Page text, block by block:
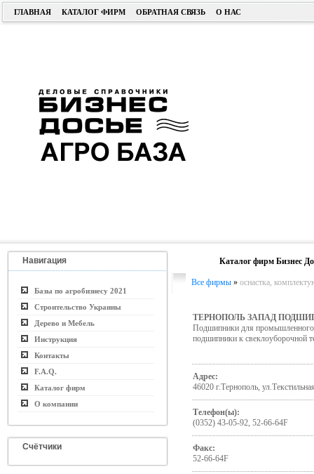
ГЛАВНАЯ КАТАЛОГ ФИРМ ОБРАТНАЯ СВЯЗЬ О НАС
Навигация
Базы по агробизнесу 2021
Строительство Украины
Дерево и Мебель
Инструкция
Контакты
F.A.Q.
Каталог фирм
О компании
Счётчики
Каталог фирм Бизнес
Все фирмы » оснастка,
ТЕРНОПОЛЬ ЗАПАД
Подшипники для промышленного
подшипники к свеклоуборочной
Адрес:
46020 г.Тернополь,
Телефон(ы):
(0352) 43-05-92, 52-66-64F
Факс:
52-66-64F